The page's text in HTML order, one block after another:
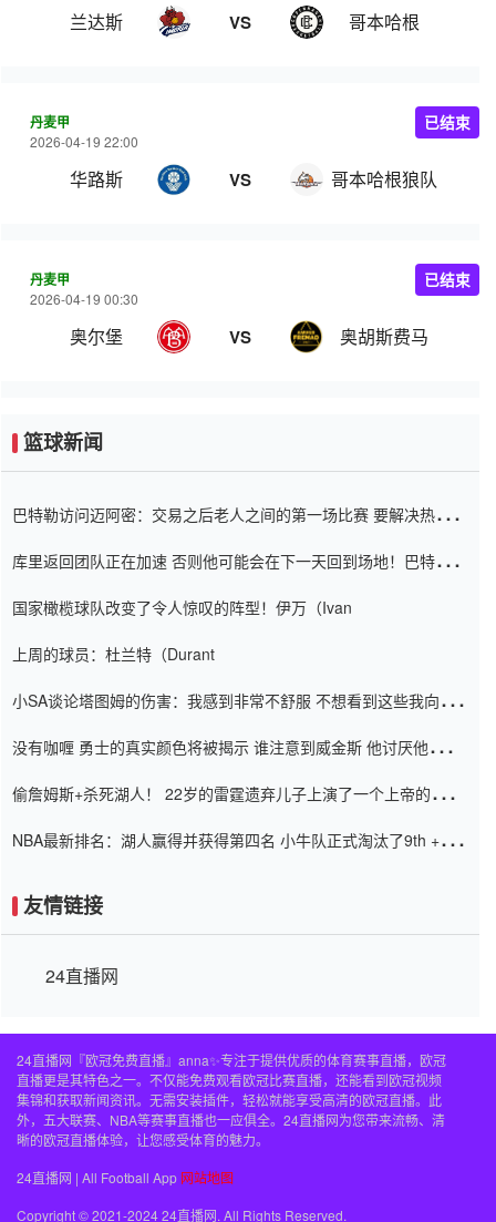
兰达斯 VS 哥本哈根
丹麦甲
2026-04-19 22:00
华路斯 VS 哥本哈根狼队
已结束
丹麦甲
2026-04-19 00:30
奥尔堡 VS 奥胡斯费马
已结束
篮球新闻
巴特勒访问迈阿密：交易之后老人之间的第一场比赛 要解决热情的
库里返回团队正在加速 否则他可能会在下一天回到场地！巴特勒迈
国家橄榄球队改变了令人惊叹的阵型！伊万（Ivan
上周的球员：杜兰特（Durant
小SA谈论塔图姆的伤害：我感到非常不舒服 不想看到这些我向他
没有咖喱 勇士的真实颜色将被揭示 谁注意到威金斯 他讨厌他的老
偷詹姆斯+杀死湖人！ 22岁的雷霆遗弃儿子上演了一个上帝的剧
NBA最新排名：湖人赢得并获得第四名 小牛队正式淘汰了9th + 76
友情链接
24直播网
24直播网『欧冠免费直播』anna✨专注于提供优质的体育赛事直播，欧冠
直播更是其特色之一。不仅能免费观看欧冠比赛直播，还能看到欧冠视频
集锦和获取新闻资讯。无需安装插件，轻松就能享受高清的欧冠直播。此
外，五大联赛、NBA等赛事直播也一应俱全。24直播网为您带来流畅、清
晰的欧冠直播体验，让您感受体育的魅力。
24直播网 | All Football App 网站地图
Copyright © 2021-2024 24直播网. All Rights Reserved.